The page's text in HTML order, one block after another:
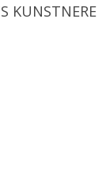
KUNSTNERE